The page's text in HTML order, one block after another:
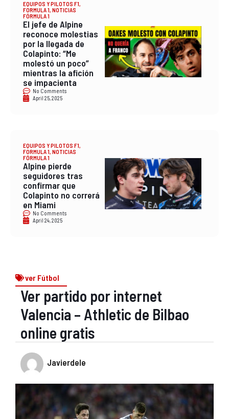
EQUIPOS Y PILOTOS F1,
FORMULA 1, NOTICIAS
FÓRMULA 1
El jefe de Alpine
reconoce molestias
por la llegada de
Colapinto: “Me
molestó un poco”
mientras la afición
se impacienta
No Comments
April 25, 2025
EQUIPOS Y PILOTOS F1,
FORMULA 1, NOTICIAS
FÓRMULA 1
Alpine pierde
seguidores tras
confirmar que
Colapinto no correrá
en Miami
No Comments
April 24, 2025
ver Fútbol
Ver partido por internet
Valencia – Athletic de Bilbao
online gratis
Javierdele